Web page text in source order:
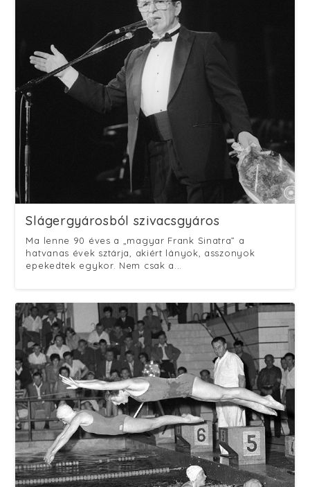
Slágergyárosból szivacsgyáros
Ma lenne 90 éves a „magyar Frank Sinatra” a
hatvanas évek sztárja, akiért lányok, asszonyok
epekedtek egykor. Nem csak a...